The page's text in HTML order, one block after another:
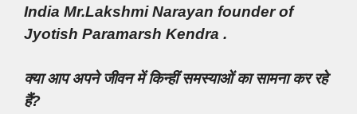
India Mr.Lakshmi Narayan founder of
Jyotish Paramarsh Kendra .
क्या आप अपने जीवन में किन्हीं समस्याओं का सामना कर रहे
हैं?